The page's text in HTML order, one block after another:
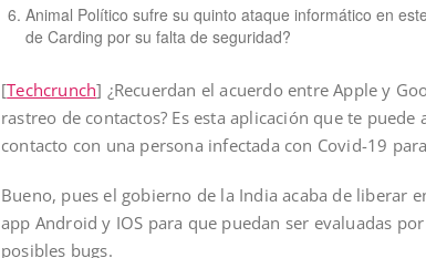
Animal Político sufre su quinto ataque informático en
de Carding por su falta de seguridad?
[Techcrunch] ¿Recuerdan el acuerdo entre Apple y
rastreo de contactos? Es esta aplicación que te
contacto con una persona infectada con Covid-19
Bueno, pues el gobierno de la India acaba de liberar
app Android y IOS para que puedan ser evaluadas
posibles bugs.